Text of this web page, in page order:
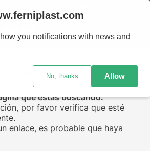
UPS...
que estás buscando.
por favor verifica que esté
enlace, es probable que haya
you notifications with news and
No, thanks Allow